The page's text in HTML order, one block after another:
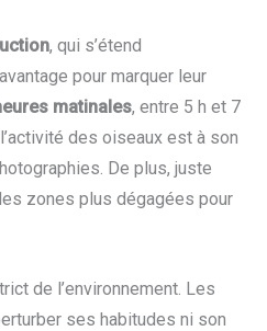
, qui s’étend
pour marquer leur
matinales, entre 5 h et 7
des oiseaux est à son
De plus, juste
zones plus dégagées pour
de l’environnement. Les
ses habitudes ni son